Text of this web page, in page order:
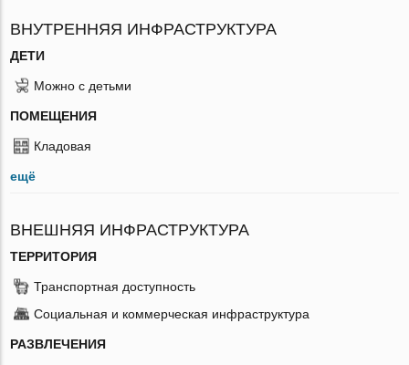
ВНУТРЕННЯЯ ИНФРАСТРУКТУРА
ДЕТИ
Можно с детьми
ПОМЕЩЕНИЯ
Кладовая
ещё
ВНЕШНЯЯ ИНФРАСТРУКТУРА
ТЕРРИТОРИЯ
Транспортная доступность
Социальная и коммерческая инфраструктура
РАЗВЛЕЧЕНИЯ